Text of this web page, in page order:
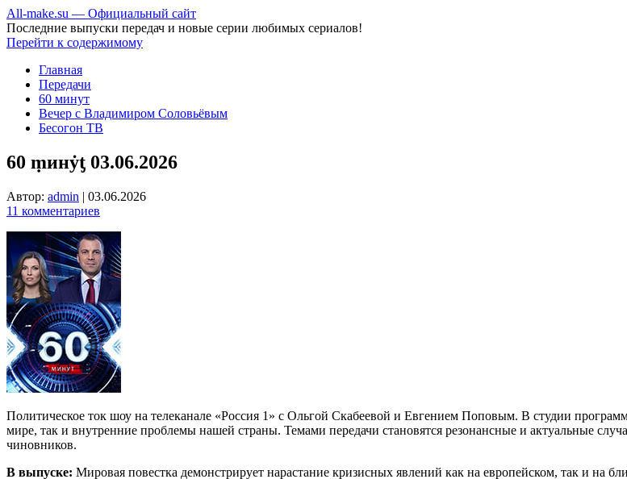
All-make.su — Официальный сайт
Последние выпуски передач и новые серии любимых сериалов!
Перейти к содержимому
Главная
Передачи
60 минут
Вечер с Владимиром Соловьёвым
Бесогон ТВ
60 ṃинẏƫ 03.06.2026
Автор: admin | 03.06.2026
11 комментариев
Политическое ток шоу на телеканале «Россия 1» с Ольгой Скабеевой и Евгением Поповым. В студии
мире, так и внутренние проблемы нашей страны. Темами передачи становятся резонансные и актуальные
чиновников.
В выпуске: Мировая повестка демонстрирует нарастание кризисных явлений как на европейском, так и на